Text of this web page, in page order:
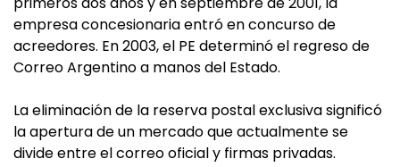
empresa concesionaria entró en concurso de
acreedores. En 2003, el PE determinó el regreso de
Correo Argentino a manos del Estado.
La eliminación de la reserva postal exclusiva significó
la apertura de un mercado que actualmente se
divide entre el correo oficial y firmas privadas.